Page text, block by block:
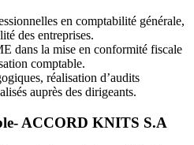
en comptabilité générale,
des entreprises.
dans la mise en conformité fiscale
comptable.
réalisation d’audits
auprès des dirigeants.
ACCORD KNITS S.A